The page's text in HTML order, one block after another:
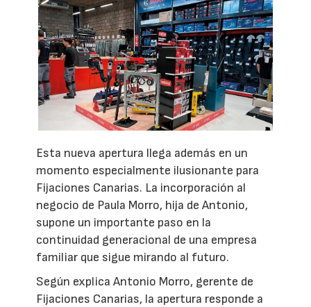
Esta nueva apertura llega además en un
momento especialmente ilusionante para
Fijaciones Canarias. La incorporación al
negocio de Paula Morro, hija de Antonio,
supone un importante paso en la
continuidad generacional de una empresa
familiar que sigue mirando al futuro.
Según explica Antonio Morro, gerente de
Fijaciones Canarias, la apertura responde a